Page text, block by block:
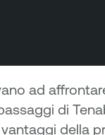
ad
di
della